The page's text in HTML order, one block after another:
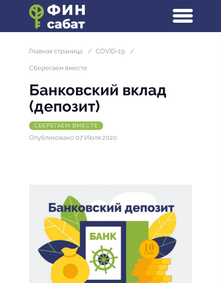
Главная страница / COVID-19 /
Сберегаем вместе
Банковский вклад
(депозит)
СБЕРЕГАЕМ ВМЕСТЕ
Опубликовано 07 Июля 2020